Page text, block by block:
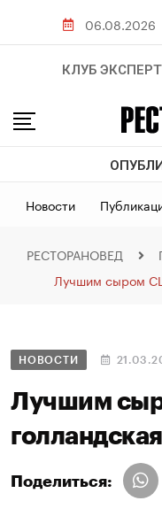
06.08.2026
КЛУБ
Новости
РЕСТОРАНОВЕД
Лучшим сыром
НОВОСТИ
Лучшим
Поделиться: